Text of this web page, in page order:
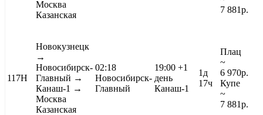
Москва
Казанская
7 881р.
117Н
Новокузнецк
→
Новосибирск-
Главный →
Канаш-1 →
Москва
Казанская
02:18
Новосибирск-
Главный
19:00 +1
день
Канаш-1
1д
17ч
Плац
~
6 970р.
Купе
~
7 881р.